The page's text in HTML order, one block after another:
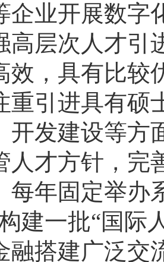
企业开展数字
次人才引进
效，具有比较
重引进具有硕
开发建设等方
人才方针，完
每年固定举办
建一批“国际
融搭建广泛交